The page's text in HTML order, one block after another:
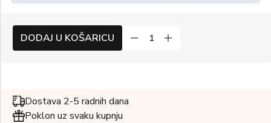
DODAJ U KOŠARICU
Dostava 2-5 radnih dana
Poklon uz svaku kupnju